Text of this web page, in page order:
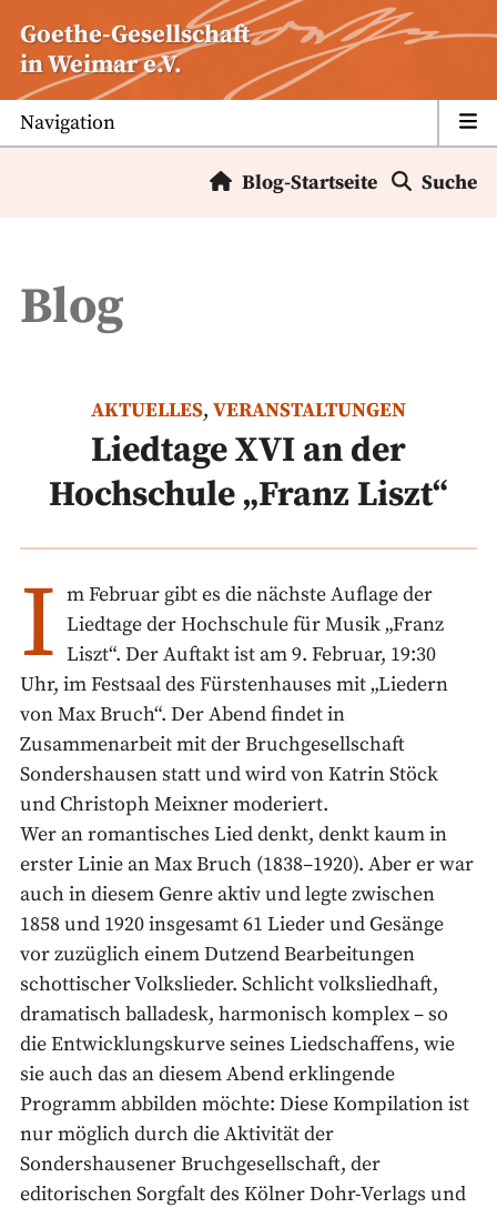
Inhalt
springen
Goethe-Gesellschaft
in Weimar e.V.
Navigation
Blog-Startseite Suche
Blog
AKTUELLES, VERANSTALTUNGEN
Liedtage XVI an der
Hochschule „Franz Liszt“
I m Februar gibt es die nächste Auflage der
Liedtage der Hochschule für Musik „Franz
Liszt“. Der Auftakt ist am 9. Februar, 19:30
Uhr, im Festsaal des Fürstenhauses mit „Liedern
von Max Bruch“. Der Abend findet in
Zusammenarbeit mit der Bruchgesellschaft
Sondershausen statt und wird von Katrin Stöck
und Christoph Meixner moderiert.
Wer an romantisches Lied denkt, denkt kaum in
erster Linie an Max Bruch (1838–1920). Aber er war
auch in diesem Genre aktiv und legte zwischen
1858 und 1920 insgesamt 61 Lieder und Gesänge
vor zuzüglich einem Dutzend Bearbeitungen
schottischer Volkslieder. Schlicht volksliedhaft,
dramatisch balladesk, harmonisch komplex – so
die Entwicklungskurve seines Liedschaffens, wie
sie auch das an diesem Abend erklingende
Programm abbilden möchte: Diese Kompilation ist
nur möglich durch die Aktivität der
Sondershausener Bruchgesellschaft, der
editorischen Sorgfalt des Kölner Dohr-Verlags und